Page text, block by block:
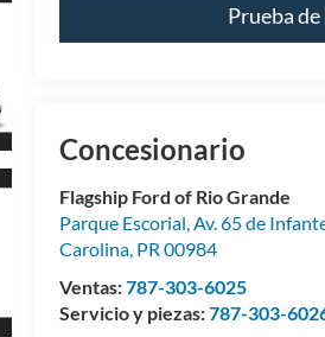
Prueba
Concesionario
Flagship Ford of Rio Grande
Parque Escorial, Av. 65 de
Carolina, PR 00984
Ventas:787-303-6025
Servicio y piezas:787-303-